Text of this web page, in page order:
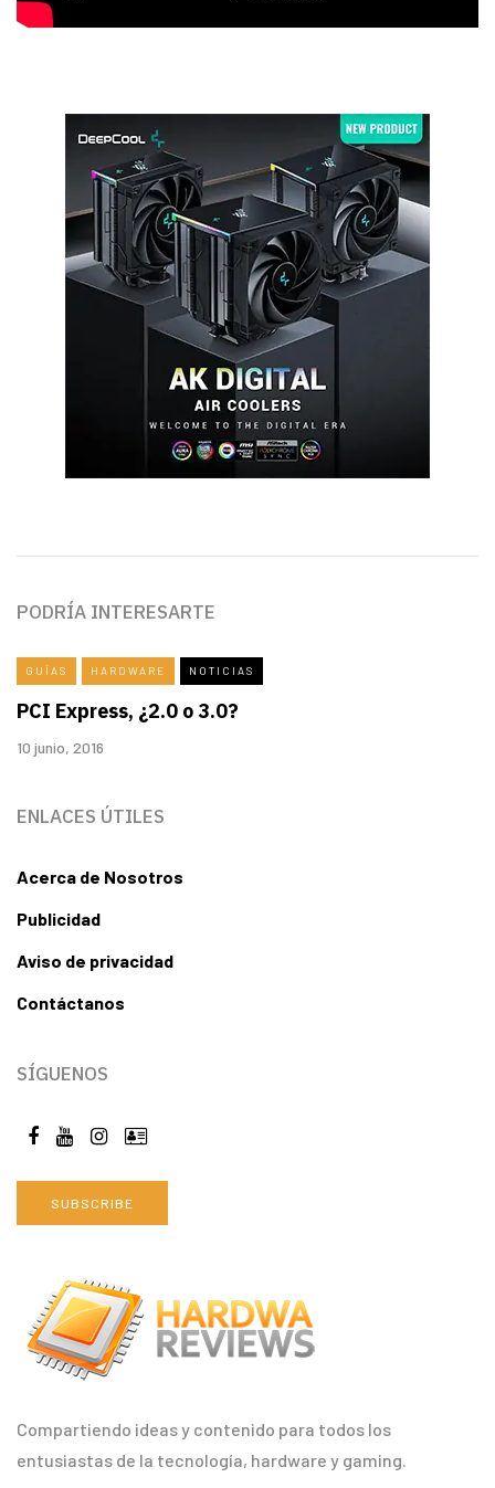
Compartiendo ideas y contenido para todos los
entusiastas de la tecnología, hardware y gaming.
PODRÍA INTERESARTE
GUÍAS HARDWARE NOTICIAS
PCI Express, ¿2.0 o 3.0?
10 junio, 2016
ENLACES ÚTILES
Acerca de Nosotros
Publicidad
Aviso de privacidad
Contáctanos
SÍGUENOS
SUBSCRIBE